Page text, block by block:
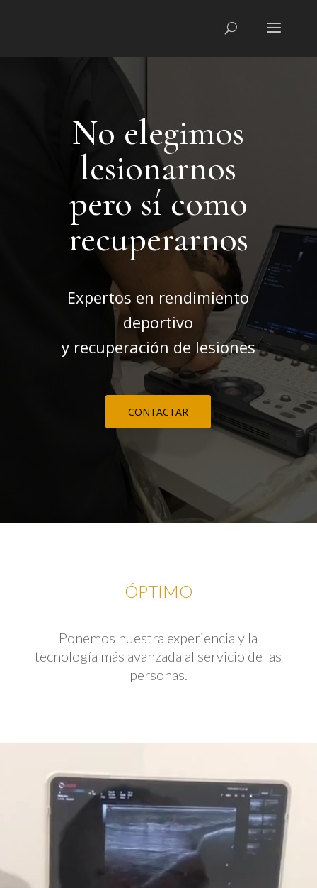
No elegimos
lesionarnos
pero sí como
recuperarnos
Expertos en rendimiento
deportivo
y recuperación de lesiones
CONTACTAR
ÓPTIMO
Ponemos nuestra experiencia y la
tecnología más avanzada al servicio de las
personas.